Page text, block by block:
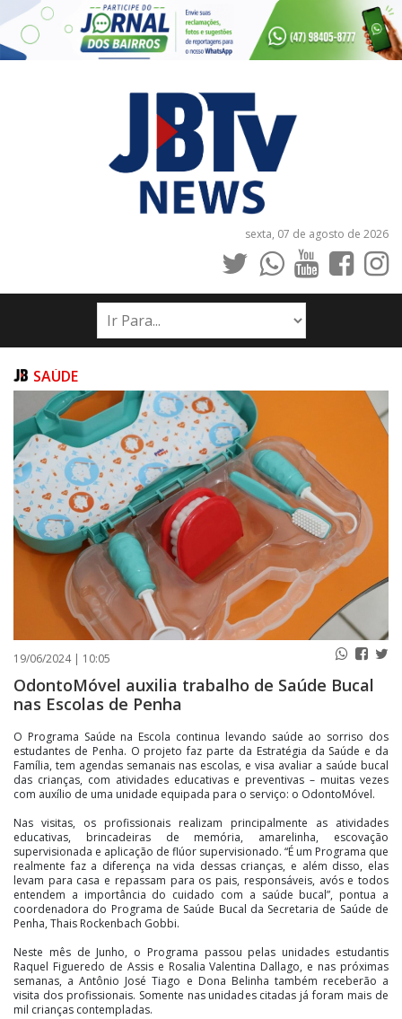
sexta, 07 de agosto de 2026
INÍCIO
NOTÍCIAS
PUBLICAÇÕES LEGAIS
CONTATO
SAÚDE
19/06/2024 | 10:05
OdontoMóvel auxilia trabalho de Saúde Bucal
nas Escolas de Penha
O Programa Saúde na Escola continua levando saúde ao sorriso dos
estudantes de Penha. O projeto faz parte da Estratégia da Saúde e da
Família, tem agendas semanais nas escolas, e visa avaliar a saúde bucal
das crianças, com atividades educativas e preventivas – muitas vezes
com auxílio de uma unidade equipada para o serviço: o OdontoMóvel.
Nas visitas, os profissionais realizam principalmente as atividades
educativas, brincadeiras de memória, amarelinha, escovação
supervisionada e aplicação de flúor supervisionado. “É um Programa que
realmente faz a diferença na vida dessas crianças, e além disso, elas
levam para casa e repassam para os pais, responsáveis, avós e todos
entendem a importância do cuidado com a saúde bucal”, pontua a
coordenadora do Programa de Saúde Bucal da Secretaria de Saúde de
Penha, Thais Rockenbach Gobbi.
Neste mês de Junho, o Programa passou pelas unidades estudantis
Raquel Figueredo de Assis e Rosalia Valentina Dallago, e nas próximas
semanas, a Antônio José Tiago e Dona Belinha também receberão a
visita dos profissionais. Somente nas unidades citadas já foram mais de
mil crianças contempladas.